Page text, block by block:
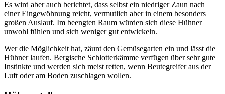
Es wird aber auch berichtet, dass selbst ein niedriger Zaun nach
einer Eingewöhnung reicht, vermutlich aber in einem besonders
großen Auslauf. Im beengten Raum würden sich diese Hühner
unwohl fühlen und sich weniger gut entwickeln.
Wer die Möglichkeit hat, zäunt den Gemüsegarten ein und lässt die
Hühner laufen. Bergische Schlotterkämme verfügen über sehr gute
Instinkte und werden sich meist retten, wenn Beutegreifer aus der
Luft oder am Boden zuschlagen wollen.